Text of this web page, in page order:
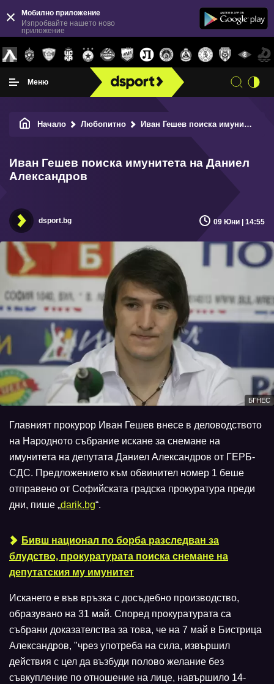
Мобилно приложение
Изпробвайте нашето ново
приложение
Меню
Начало Любопитно Иван Гешев поиска имунитета на Даниел Александров
Иван Гешев поиска имунитета на Даниел
Александров
dsport.bg 09 Юни | 14:55
БГНЕС
Главният прокурор Иван Гешев внесе в деловодството
на Народното събрание искане за снемане на
имунитета на депутата Даниел Александров от ГЕРБ-
СДС. Предложението към обвинител номер 1 беше
отправено от Софийската градска прокуратура преди
дни, пише „darik.bg“.
Бивш национал по борба разследван за
блудство, прокуратурата поиска снемане на
депутатския му имунитет
Искането е във връзка с досъдебно производство,
образувано на 31 май. Според прокуратурата са
събрани доказателства за това, че на 7 май в Бистрица
Александров, "чрез употреба на сила, извършил
действия с цел да възбуди полово желание без
съвкупление по отношение на лице, навършило 14-